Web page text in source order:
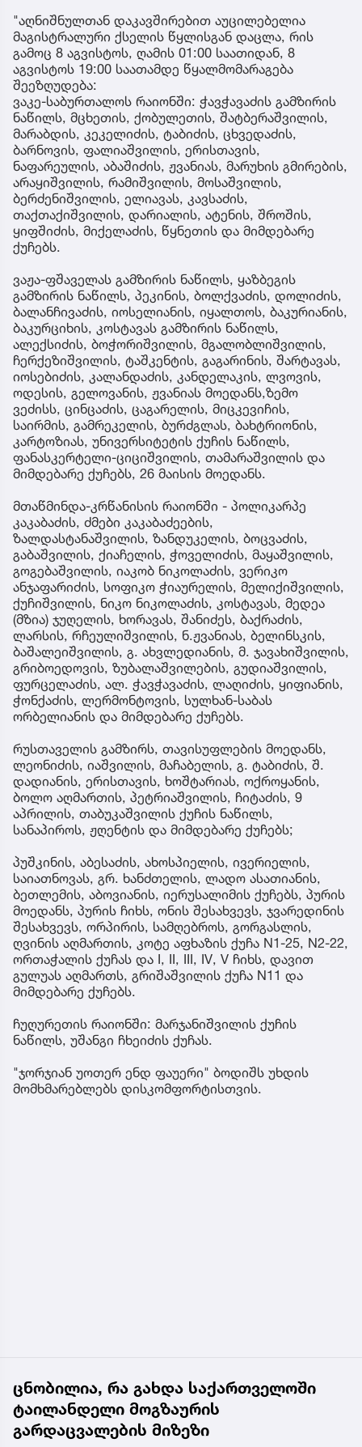
"აღნიშნულთან დაკავშირებით აუცილებელია
მაგისტრალური ქსელის წყლისგან დაცლა, რის
გამოც 8 აგვისტოს, ღამის 01:00 საათიდან, 8
აგვისტოს 19:00 საათამდე წყალმომარაგება
შეეზღუდება:
ვაკე-საბურთალოს რაიონში: ჭავჭავაძის გამზირის
ნაწილს, მცხეთის, ქობულეთის, შატბერაშვილის,
მარაბდის, კეკელიძის, ტაბიძის, ცხვედაძის,
ბარნოვის, ფალიაშვილის, ერისთავის,
ნაფარეულის, აბაშიძის, ჟვანიას, მარუხის გმირების,
არაყიშვილის, რამიშვილის, მოსაშვილის,
ბერძენიშვილის, ელიავას, კავსაძის,
თაქთაქიშვილის, დარიალის, ატენის, შროშის,
ყიფშიძის, მიქელაძის, წყნეთის და მიმდებარე
ქუჩებს.
ვაჟა-ფშაველას გამზირის ნაწილს, ყაზბეგის
გამზირის ნაწილს, პეკინის, ბოლქვაძის, დოლიძის,
ბალანჩივაძის, იოსელიანის, იყალთოს, ბაკურიანის,
ბაკურციხის, კოსტავას გამზირის ნაწილს,
ალექსიძის, ბოჭორიშვილის, მგალობლიშვილის,
ჩერქეზიშვილის, ტაშკენტის, გაგარინის, შარტავას,
იოსებიძის, კალანდაძის, კანდელაკის, ლვოვის,
ოდესის, გელოვანის, ჟვანიას მოედანს,ზემო
ვეძისს, ცინცაძის, ცაგარელის, მიცკევიჩის,
საირმის, გამრეკელის, ბურძგლას, ბახტრიონის,
კარტოზიას, უნივერსიტეტის ქუჩის ნაწილს,
ფანასკერტელი-ციციშვილის, თამარაშვილის და
მიმდებარე ქუჩებს, 26 მაისის მოედანს.
მთაწმინდა-კრწანისის რაიონში - პოლიკარპე
კაკაბაძის, ძმები კაკაბაძეების,
ზალდასტანაშვილის, ზანდუკელის, ბოცვაძის,
გაბაშვილის, ქიაჩელის, ჭოველიძის, მაყაშვილის,
გოგებაშვილის, იაკობ ნიკოლაძის, ვერიკო
ანჯაფარიძის, სოფიკო ჭიაურელის, მელიქიშვილის,
ქუჩიშვილის, ნიკო ნიკოლაძის, კოსტავას, მედეა
(მზია) ჯუღელის, ხორავას, შანიძეს, ბაქრაძის,
ლარსის, რჩეულიშვილის, ნ.ჟვანიას, ბელინსკის,
ბაშალეიშვილის, გ. ახვლედიანის, მ. ჯავახიშვილის,
გრიბოედოვის, ზუბალაშვილების, გუდიაშვილის,
ფურცელაძის, ალ. ჭავჭავაძის, ლაღიძის, ყიფიანის,
ჭონქაძის, ლერმონტოვის, სულხან-საბას
ორბელიანის და მიმდებარე ქუჩებს.
რუსთაველის გამზირს, თავისუფლების მოედანს,
ლეონიძის, იაშვილის, მაჩაბელის, გ. ტაბიძის, შ.
დადიანის, ერისთავის, ხოშტარიას, ოქროყანის,
ბოლო აღმართის, პეტრიაშვილის, ჩიტაძის, 9
აპრილის, თაბუკაშვილის ქუჩის ნაწილს,
სანაპიროს, ჟღენტის და მიმდებარე ქუჩებს;
პუშკინის, აბესაძის, ახოსპიელის, ივერიელის,
საიათნოვას, გრ. ხანძთელის, ლადო ასათიანის,
ბეთლემის, აბოვიანის, იერუსალიმის ქუჩებს, პურის
მოედანს, პურის ჩიხს, ონის შესახვევს, ჯვარედინის
შესახვევს, ორპირის, სამღებროს, გორგასლის,
ღვინის აღმართის, კოტე აფხაზის ქუჩა N1-25, N2-22,
ორთაჭალის ქუჩას და I, II, III, IV, V ჩიხს, დავით
გულუას აღმართს, გრიშაშვილის ქუჩა N11 და
მიმდებარე ქუჩებს.
ჩუღურეთის რაიონში: მარჯანიშვილის ქუჩის
ნაწილს, უშანგი ჩხეიძის ქუჩას.
"ჯორჯიან უოთერ ენდ ფაუერი" ბოდიშს უხდის
მომხმარებლებს დისკომფორტისთვის.
ცნობილია, რა გახდა საქართველოში
ტაილანდელი მოგზაურის
გარდაცვალების მიზეზი